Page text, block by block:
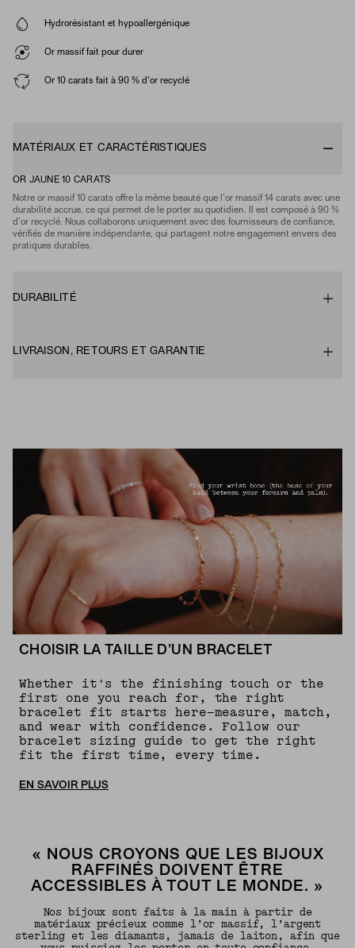
Hydrorésistant et hypoallergénique
Or massif fait pour durer
Or 10 carats fait à 90 % d'or recyclé
MATÉRIAUX ET CARACTÉRISTIQUES
OR JAUNE 10 CARATS
Notre or massif 10 carats offre la même beauté que l’or massif 14 carats avec une
durabilité accrue, ce qui permet de le porter au quotidien. Il est composé à 90 %
d’or recyclé. Nous collaborons uniquement avec des fournisseurs de confiance,
vérifiés de manière indépendante, qui partagent notre engagement envers des
pratiques durables.
DURABILITÉ
LIVRAISON, RETOURS ET GARANTIE
ACTIVER LE SON
CHOISIR LA TAILLE D'UN BRACELET
Whether it's the finishing touch or the
first one you reach for, the right
bracelet fit starts here—measure, match,
and wear with confidence. Follow our
bracelet sizing guide to get the right
fit the first time, every time.
EN SAVOIR PLUS
« NOUS CROYONS QUE LES BIJOUX
RAFFINÉS DOIVENT ÊTRE
ACCESSIBLES À TOUT LE MONDE. »
Nos bijoux sont faits à la main à partir de
matériaux précieux comme l’or massif, l’argent
sterling et les diamants, jamais de laiton, afin que